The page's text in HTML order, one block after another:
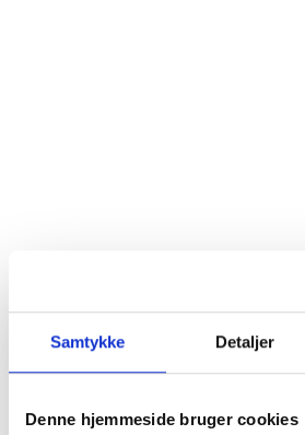
Samtykke Detaljer
Denne hjemmeside bruger cookies